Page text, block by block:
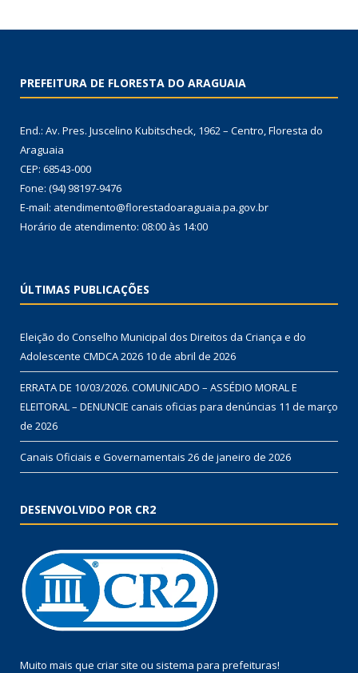
PREFEITURA DE FLORESTA DO ARAGUAIA
End.: Av. Pres. Juscelino Kubitscheck, 1962 – Centro, Floresta do
Araguaia
CEP: 68543-000
Fone: (94) 98197-9476
E-mail: atendimento@florestadoaraguaia.pa.gov.br
Horário de atendimento: 08:00 às 14:00
ÚLTIMAS PUBLICAÇÕES
Eleição do Conselho Municipal dos Direitos da Criança e do
Adolescente CMDCA 2026 10 de abril de 2026
ERRATA DE 10/03/2026. COMUNICADO – ASSÉDIO MORAL E
ELEITORAL – DENUNCIE canais oficias para denúncias 11 de março
de 2026
Canais Oficiais e Governamentais 26 de janeiro de 2026
DESENVOLVIDO POR CR2
Muito mais que criar site ou sistema para prefeituras!